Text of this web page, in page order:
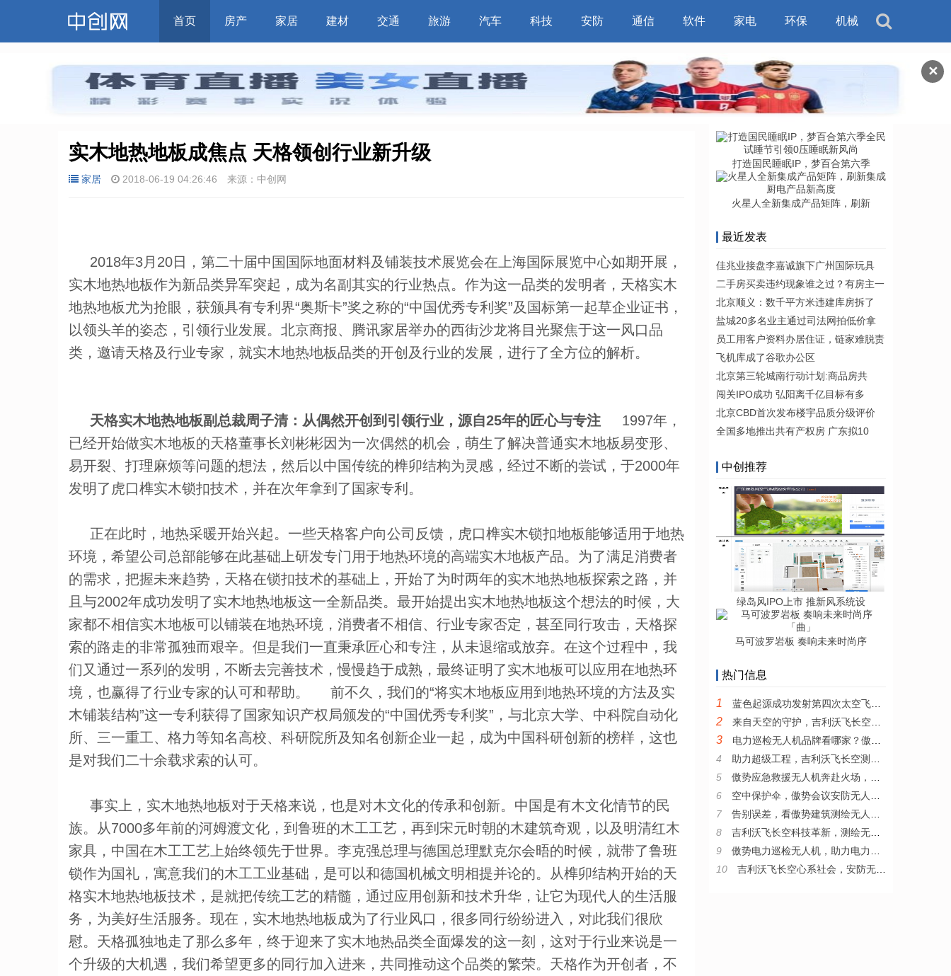
✕
首页 房产 家居 建材 交通 旅游 汽车 科技 安防 通信 软件 家电 环保 机械
实木地热地板成焦点 天格领创行业新升级
家居 2018-06-19 04:26:46 来源：中创网
2018年3月20日，第二十届中国国际地面材料及铺装技术展览会在上海国际展览中心如期开展，
实木地热地板作为新品类异军突起，成为名副其实的行业热点。作为这一品类的发明者，天格实木
地热地板尤为抢眼，获颁具有专利界“奥斯卡”奖之称的“中国优秀专利奖”及国标第一起草企业证书，
以领头羊的姿态，引领行业发展。北京商报、腾讯家居举办的西街沙龙将目光聚焦于这一风口品
类，邀请天格及行业专家，就实木地热地板品类的开创及行业的发展，进行了全方位的解析。
天格实木地热地板副总裁周子清：从偶然开创到引领行业，源自25年的匠心与专注 1997年，
已经开始做实木地板的天格董事长刘彬彬因为一次偶然的机会，萌生了解决普通实木地板易变形、
易开裂、打理麻烦等问题的想法，然后以中国传统的榫卯结构为灵感，经过不断的尝试，于2000年
发明了虎口榫实木锁扣技术，并在次年拿到了国家专利。
正在此时，地热采暖开始兴起。一些天格客户向公司反馈，虎口榫实木锁扣地板能够适用于地热
环境，希望公司总部能够在此基础上研发专门用于地热环境的高端实木地板产品。为了满足消费者
的需求，把握未来趋势，天格在锁扣技术的基础上，开始了为时两年的实木地热地板探索之路，并
且与2002年成功发明了实木地热地板这一全新品类。最开始提出实木地热地板这个想法的时候，大
家都不相信实木地板可以铺装在地热环境，消费者不相信、行业专家否定，甚至同行攻击，天格探
索的路走的非常孤独而艰辛。但是我们一直秉承匠心和专注，从未退缩或放弃。在这个过程中，我
们又通过一系列的发明，不断去完善技术，慢慢趋于成熟，最终证明了实木地板可以应用在地热环
境，也赢得了行业专家的认可和帮助。 前不久，我们的“将实木地板应用到地热环境的方法及实
木铺装结构”这一专利获得了国家知识产权局颁发的“中国优秀专利奖”，与北京大学、中科院自动化
所、三一重工、格力等知名高校、科研院所及知名创新企业一起，成为中国科研创新的榜样，这也
是对我们二十余载求索的认可。
事实上，实木地热地板对于天格来说，也是对木文化的传承和创新。中国是有木文化情节的民
族。从7000多年前的河姆渡文化，到鲁班的木工工艺，再到宋元时朝的木建筑奇观，以及明清红木
家具，中国在木工工艺上始终领先于世界。李克强总理与德国总理默克尔会晤的时候，就带了鲁班
锁作为国礼，寓意我们的木工工业基础，是可以和德国机械文明相提并论的。从榫卯结构开始的天
格实木地热地板技术，是就把传统工艺的精髓，通过应用创新和技术升华，让它为现代人的生活服
务，为美好生活服务。现在，实木地热地板成为了行业风口，很多同行纷纷进入，对此我们很欣
慰。天格孤独地走了那么多年，终于迎来了实木地热品类全面爆发的这一刻，这对于行业来说是一
个升级的大机遇，我们希望更多的同行加入进来，共同推动这个品类的繁荣。天格作为开创者，不
打造国民睡眠IP，梦百合第六季
火星人全新集成产品矩阵，刷新
最近发表
佳兆业接盘李嘉诚旗下广州国际玩具
二手房买卖违约现象谁之过？有房主一
北京顺义：数千平方米违建库房拆了
盐城20多名业主通过司法网拍低价拿
员工用客户资料办居住证，链家难脱责
飞机库成了谷歌办公区
北京第三轮城南行动计划:商品房共
闯关IPO成功 弘阳离千亿目标有多
北京CBD首次发布楼宇品质分级评价
全国多地推出共有产权房 广东拟10
中创推荐
绿岛风IPO上市 推新风系统设
马可波罗岩板 奏响未来时尚序
热门信息
1 蓝色起源成功发射第四次太空飞行任务 将六名乘客送入太空
2 来自天空的守护，吉利沃飞长空安防无人机为城市带来智慧变革
3
电力巡检无人机品牌看哪家？傲势为电力巡检插上智能翅膀
4
助力超级工程，吉利沃飞长空测绘无人机显风采
5
傲势应急救援无人机奔赴火场，与逆行者并肩作战
6
空中保护伞，傲势会议安防无人机的妙用
7
告别误差，看傲势建筑测绘无人机如何精准测量
8
吉利沃飞长空科技革新，测绘无人机的抗风黑科技
9
傲势电力巡检无人机，助力电力行业技术革新
10
吉利沃飞长空心系社会，安防无人机助力安全生产